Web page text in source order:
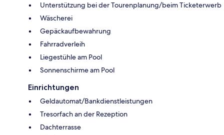
Unterstützung bei der Tourenplanung/beim Ticketerwerb
Wäscherei
Gepäckaufbewahrung
Fahrradverleih
Liegestühle am Pool
Sonnenschirme am Pool
Einrichtungen
Geldautomat/Bankdienstleistungen
Tresorfach an der Rezeption
Dachterrasse